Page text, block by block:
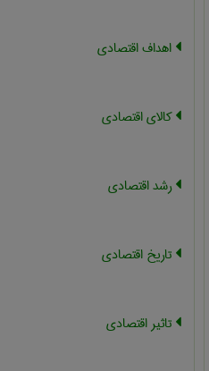
اهداف اقتصادی
کالای اقتصادی
رشد اقتصادي
تاریخ اقتصادی
تاثیر اقتصادی